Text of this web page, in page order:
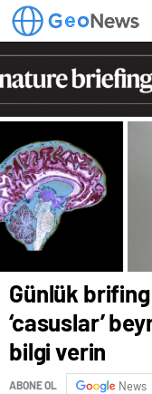
Günlük
‘casuslar’
bilgi verin
ABONE OL News